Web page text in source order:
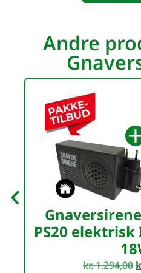
Andre
PS20
kr.1.294,00